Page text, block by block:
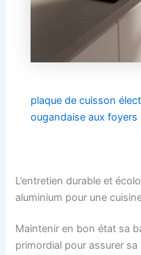
plaque de cuisson
ougandaise aux foyers
L’entretien durable et
aluminium pour une
Maintenir en bon état sa
primordial pour assurer